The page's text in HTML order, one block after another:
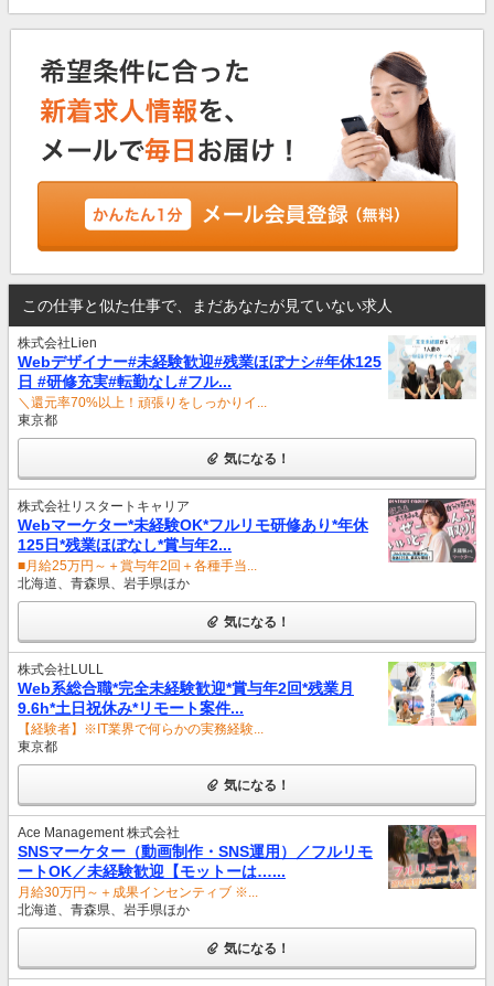
この仕事と似た仕事で、まだあなたが見ていない求人
株式会社Lien
Webデザイナー#未経験歓迎#残業ほぼナシ#年休125
⽇ #研修充実#転勤なし#フル...
＼還元率70%以上！頑張りをしっかりイ...
東京都
気になる！
株式会社リスタートキャリア
Webマーケター*未経験OK*フルリモ研修あり*年休
125日*残業ほぼなし*賞与年2...
■月給25万円～＋賞与年2回＋各種手当...
北海道、青森県、岩手県ほか
気になる！
株式会社LULL
Web系総合職*完全未経験歓迎*賞与年2回*残業月
9.6h*土日祝休み*リモート案件...
【経験者】※IT業界で何らかの実務経験...
東京都
気になる！
Ace Management 株式会社
SNSマーケター（動画制作・SNS運用）／フルリモ
ートOK／未経験歓迎【モットーは…...
月給30万円～＋成果インセンティブ ※...
北海道、青森県、岩手県ほか
気になる！